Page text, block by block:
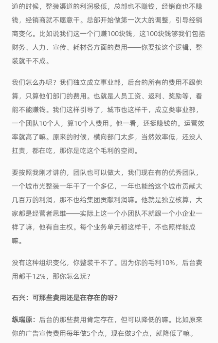
道的时候，整装渠道的利润极低，总部也不赚钱，经销商也不赚
钱，经销商就不愿意干。总部开始做第一次大的调整，引导经销
商变化。比如说我们这一个门赚100块钱，这100块钱够我们包括
财务、人力、宣传、耗材各方面的费用——你要按这个逻辑，整
装就干不成。
我们怎么办呢？我们独立成立事业部，后台的所有的费用不跟他
算，只算他们部门的费用。也就是人员工资、返利、奖励等，看
能不能赚钱。我们这样引导了，城市也这样干，成立类事业部，
一个团队10个人，算10个人费用。他一看，还挺赚钱的。运营效
率就高了嘛。原来的时候，横向部门太多，当然效率低，还没人
扛责，都在吃，那你是吃这个毛利的空间。
要按照我刚才讲的，团队也可以做大，我们现在有的优秀团队，
一个城市光整装一年干了一个多亿，一年也能给这个城市贡献大
几百万的利润，那不也给集团贡献利润嘛。他就是独立核算，大
家都是经营者思维——实际上这一个小团队不就跟一个小企业一
样了嘛，他有自主权。每个业务单元都这样干，不也照样能成
嘛。
没有这种组织变化，你整装干不了。因为你的毛利10%，后台费
用都干12%，那你怎么玩？
石兴： 可那些费用还是在存在的呀？
纵瑞原： 后台的那些费用肯定存在，但可以降低的嘛。比如原来
你的广告宣传费用每年做5个点，现在做3个点，就降低了嘛。